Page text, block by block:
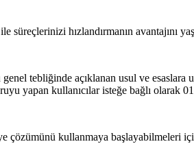
hızlandırmanın avantajını
tebliğinde açıklanan usul ve
yapan kullanıcılar isteğe bağlı olarak
çözümünü kullanmaya başlayabilmeleri